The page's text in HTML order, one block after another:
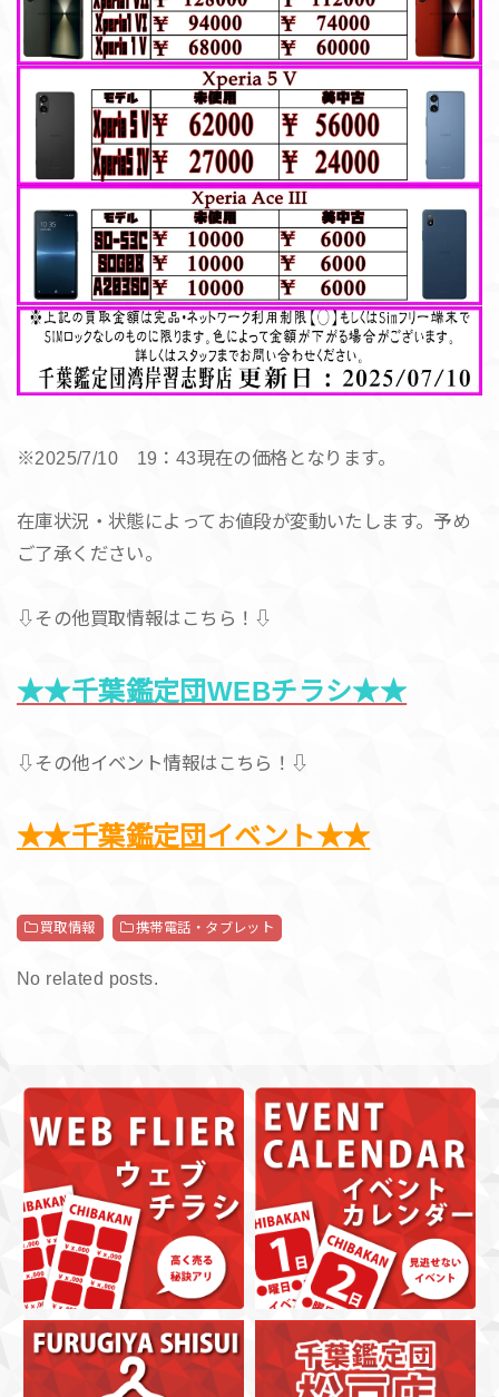
※2025/7/10 19：43現在の価格となります。
在庫状況・状態によってお値段が変動いたします。予め
ご了承ください。
⇩その他買取情報はこちら！⇩
★★千葉鑑定団WEBチラシ★★
⇩その他イベント情報はこちら！⇩
★★千葉鑑定団イベント★★
買取情報 携帯電話・タブレット
No related posts.